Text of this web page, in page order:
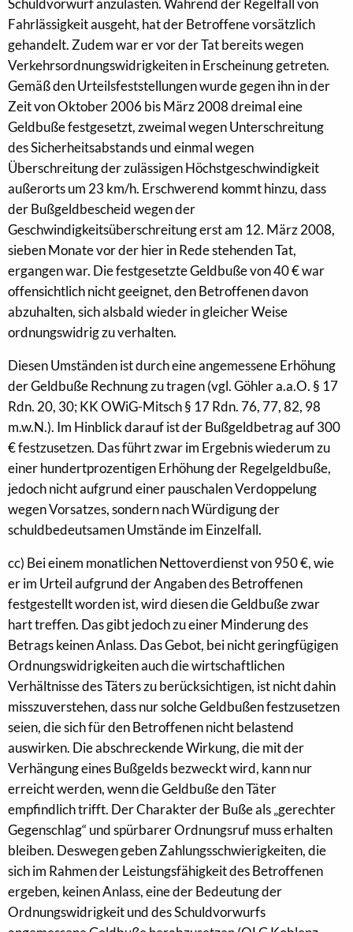
Schuldvorwurf anzulasten. Während der Regelfall von
Fahrlässigkeit ausgeht, hat der Betroffene vorsätzlich
gehandelt. Zudem war er vor der Tat bereits wegen
Verkehrsordnungswidrigkeiten in Erscheinung getreten.
Gemäß den Urteilsfeststellungen wurde gegen ihn in der
Zeit von Oktober 2006 bis März 2008 dreimal eine
Geldbuße festgesetzt, zweimal wegen Unterschreitung
des Sicherheitsabstands und einmal wegen
Überschreitung der zulässigen Höchstgeschwindigkeit
außerorts um 23 km/h. Erschwerend kommt hinzu, dass
der Bußgeldbescheid wegen der
Geschwindigkeitsüberschreitung erst am 12. März 2008,
sieben Monate vor der hier in Rede stehenden Tat,
ergangen war. Die festgesetzte Geldbuße von 40 € war
offensichtlich nicht geeignet, den Betroffenen davon
abzuhalten, sich alsbald wieder in gleicher Weise
ordnungswidrig zu verhalten.
Diesen Umständen ist durch eine angemessene Erhöhung
der Geldbuße Rechnung zu tragen (vgl. Göhler a.a.O. § 17
Rdn. 20, 30; KK OWiG-Mitsch § 17 Rdn. 76, 77, 82, 98
m.w.N.). Im Hinblick darauf ist der Bußgeldbetrag auf 300
€ festzusetzen. Das führt zwar im Ergebnis wiederum zu
einer hundertprozentigen Erhöhung der Regelgeldbuße,
jedoch nicht aufgrund einer pauschalen Verdoppelung
wegen Vorsatzes, sondern nach Würdigung der
schuldbedeutsamen Umstände im Einzelfall.
cc) Bei einem monatlichen Nettoverdienst von 950 €, wie
er im Urteil aufgrund der Angaben des Betroffenen
festgestellt worden ist, wird diesen die Geldbuße zwar
hart treffen. Das gibt jedoch zu einer Minderung des
Betrags keinen Anlass. Das Gebot, bei nicht geringfügigen
Ordnungswidrigkeiten auch die wirtschaftlichen
Verhältnisse des Täters zu berücksichtigen, ist nicht dahin
misszuverstehen, dass nur solche Geldbußen festzusetzen
seien, die sich für den Betroffenen nicht belastend
auswirken. Die abschreckende Wirkung, die mit der
Verhängung eines Bußgelds bezweckt wird, kann nur
erreicht werden, wenn die Geldbuße den Täter
empfindlich trifft. Der Charakter der Buße als „gerechter
Gegenschlag“ und spürbarer Ordnungsruf muss erhalten
bleiben. Deswegen geben Zahlungsschwierigkeiten, die
sich im Rahmen der Leistungsfähigkeit des Betroffenen
ergeben, keinen Anlass, eine der Bedeutung der
Ordnungswidrigkeit und des Schuldvorwurfs